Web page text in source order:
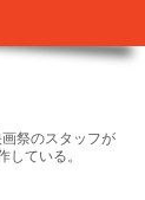
祭のスタッフが
ている。